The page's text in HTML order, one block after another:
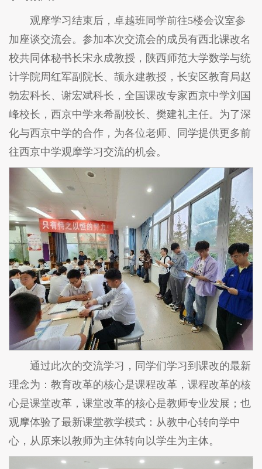
观摩学习结束后，卓越班同学前往5楼会议室参
加座谈交流会。参加本次交流会的成员有西北课改名
校共同体秘书长宋永成教授，陕西师范大学数学与统
计学院周红军副院长、颉永建教授，长安区教育局赵
勃宏科长、谢宏斌科长，全国课改专家西京中学刘国
峰校长，西京中学来希副校长、樊建礼主任。为了深
化与西京中学的合作，为各位老师、同学提供更多前
往西京中学观摩学习交流的机会。
通过此次的交流学习，同学们学习到课改的最新
理念为：教育改革的核心是课程改革，课程改革的核
心是课堂改革，课堂改革的核心是教师专业发展；也
观摩体验了最新课堂教学模式：从教中心转向学中
心，从原来以教师为主体转向以学生为主体。